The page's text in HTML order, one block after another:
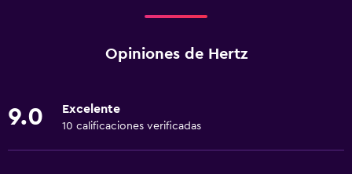
Opiniones de Hertz
9.0 Excelente
10 calificaciones verificadas